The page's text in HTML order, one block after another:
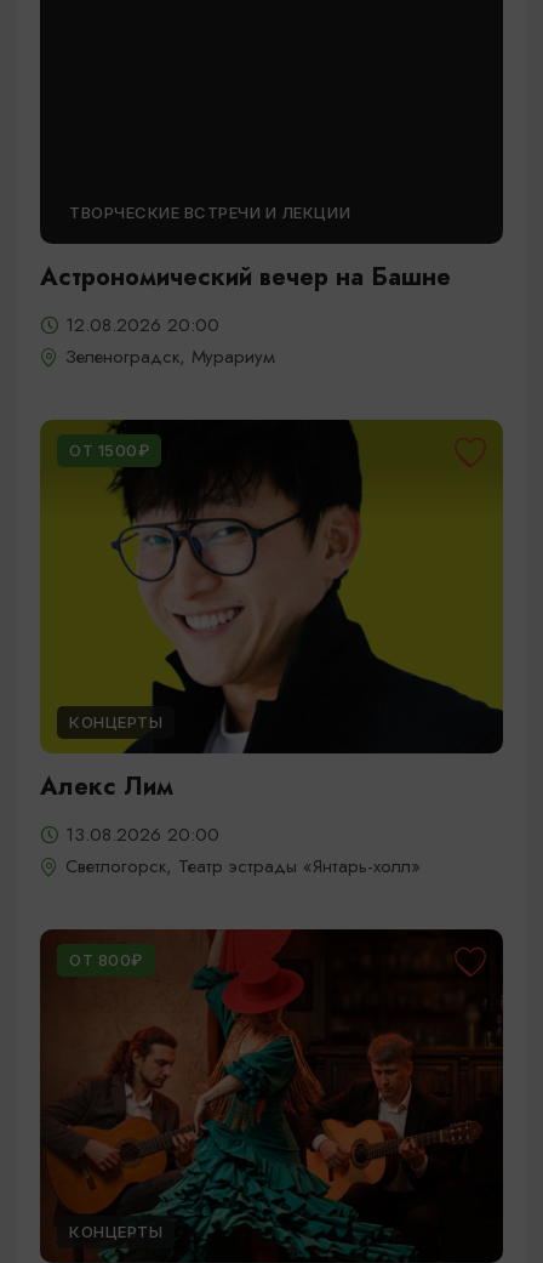
ТВОРЧЕСКИЕ ВСТРЕЧИ И ЛЕКЦИИ
Астрономический вечер на Башне
12.08.2026 20:00
Зеленоградск, Мурариум
ОТ 1500₽
КОНЦЕРТЫ
Алекс Лим
13.08.2026 20:00
Светлогорск, Театр эстрады «Янтарь-холл»
ОТ 800₽
КОНЦЕРТЫ